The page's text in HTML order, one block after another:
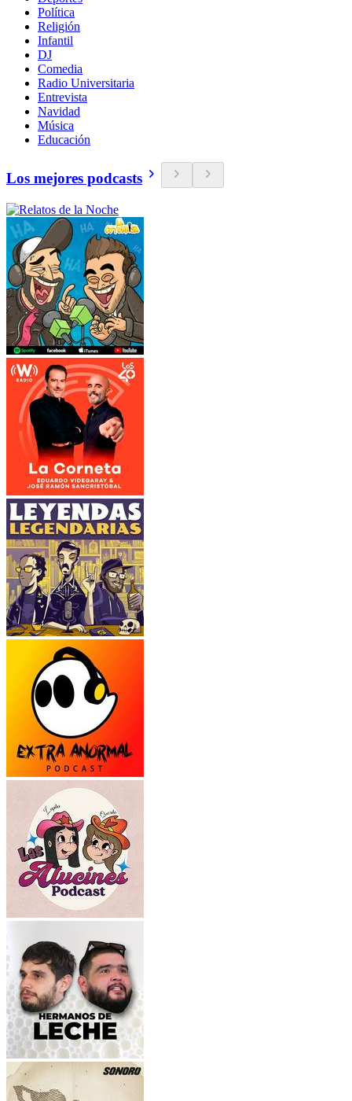
Política
Religión
Infantil
DJ
Comedia
Radio Universitaria
Entrevista
Navidad
Música
Educación
Los mejores podcasts